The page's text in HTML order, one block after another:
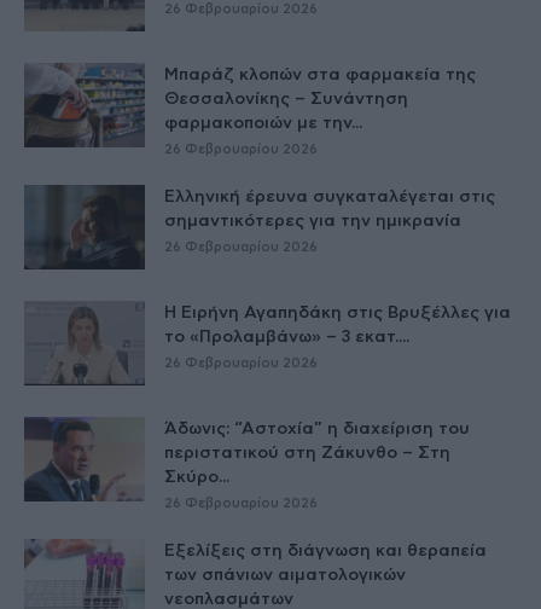
26 Φεβρουαρίου 2026
Μπαράζ κλοπών στα φαρμακεία της
Θεσσαλονίκης – Συνάντηση
φαρμακοποιών με την...
26 Φεβρουαρίου 2026
Ελληνική έρευνα συγκαταλέγεται στις
σημαντικότερες για την ημικρανία
26 Φεβρουαρίου 2026
Η Ειρήνη Αγαπηδάκη στις Βρυξέλλες για
το «Προλαμβάνω» – 3 εκατ....
26 Φεβρουαρίου 2026
Άδωνις: “Αστοχία” η διαχείριση του
περιστατικού στη Ζάκυνθο – Στη
Σκύρο...
26 Φεβρουαρίου 2026
Εξελίξεις στη διάγνωση και θεραπεία
των σπάνιων αιματολογικών
νεοπλασμάτων